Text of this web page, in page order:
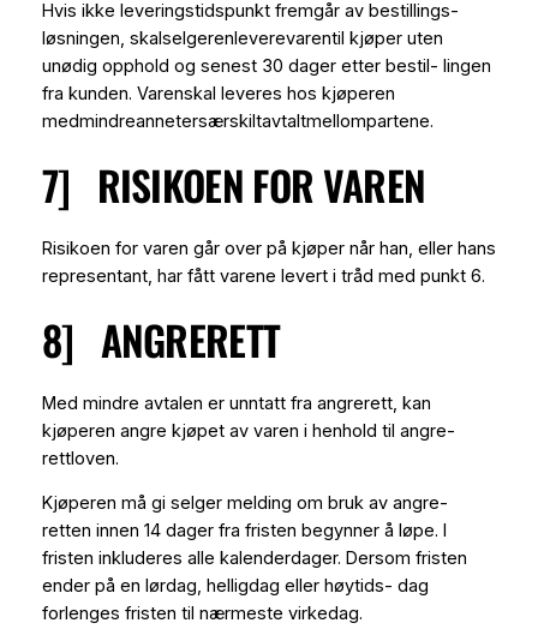
Hvis ikke leveringstidspunkt fremgår av bestillings-
løsningen, skalselgerenleverevarentil kjøper uten
unødig opphold og senest 30 dager etter bestil- lingen
fra kunden. Varenskal leveres hos kjøperen
medmindreannetersærskiltavtaltmellompartene.
7] RISIKOEN FOR VAREN
Risikoen for varen går over på kjøper når han, eller hans
representant, har fått varene levert i tråd med punkt 6.
8] ANGRERETT
Med mindre avtalen er unntatt fra angrerett, kan
kjøperen angre kjøpet av varen i henhold til angre-
rettloven.
Kjøperen må gi selger melding om bruk av angre-
retten innen 14 dager fra fristen begynner å løpe. I
fristen inkluderes alle kalenderdager. Dersom fristen
ender på en lørdag, helligdag eller høytids- dag
forlenges fristen til nærmeste virkedag.